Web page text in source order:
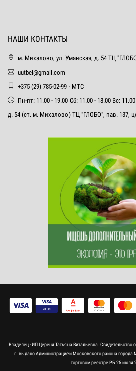
НАШИ КОНТАКТЫ
м. Михалово, ул. Уманская, д. 54 ТЦ
uutbel@gmail.com
+375 (29) 785-02-99 - МТС
Пн-пт: 11.00 - 19.00 Сб: 11.00 - 18.00 Вс:
д. 54 (ст. м. Михалово) ТЦ "ГЛОБО", пав. 137,
Владелец - ИП Цереня Татьяна Витальевна. Свидетельство
г. выдано Администрацией Московского района города
торговом реестре РБ 25 июля